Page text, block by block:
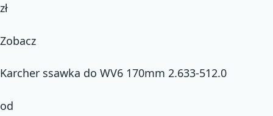
zł
Zobacz
Karcher ssawka do WV6 170mm 2.633-512.0
od